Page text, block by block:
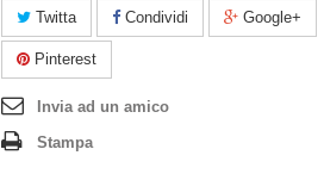
Twitta Condividi Google+
Pinterest
Invia ad un amico
Stampa